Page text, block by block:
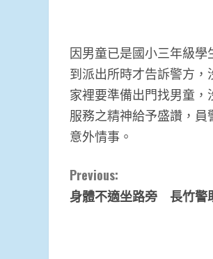
因男童已是國小三年級
到派出所時才告訴警方
家裡要準備出門找男童
服務之精神給予盛讚，
意外情事。
Continue
Reading
Previous:
身體不適坐路旁 長竹警